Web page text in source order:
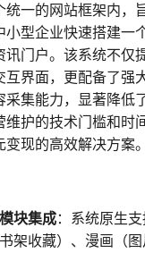
统一的网站框架内，
小型企业快速搭建一
讯门户。该系统不仅
互界面，更配备了强
采集能力，显著降低
维护的技术门槛和时
现的高效解决方案。
块集成：系统原生
架收藏）、漫画（